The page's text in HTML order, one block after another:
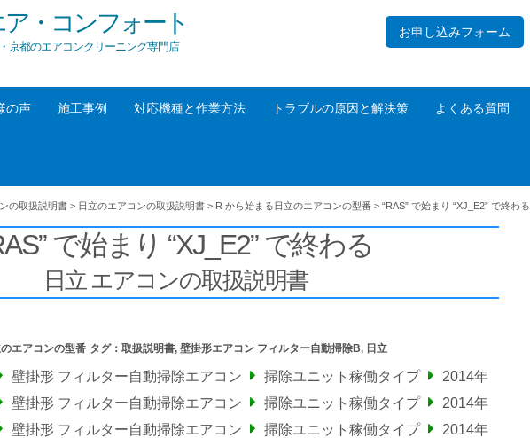
・コンフォート
京都のエアコンクリーニング専門店
お申し込みフォーム
の声 施工事例 対応機種と作業方法 トラブルの原因と解決策 よくある質問
の取扱説明書 > 日立のエアコンの取扱説明書 > R から始まる日立のエアコンの型番 > “RAS” で始まり “XJ_E2” で終わる
で始まり “XJ_E2” で終わる
日立 エアコンの取扱説明書
エアコンの型番 タグ： 取扱説明書, 壁掛形エアコン フィルター自動掃除B, 日立
壁掛形 フィルター自動掃除エアコン 掃除ユニット稼働タイプ
2014年
壁掛形 フィルター自動掃除エアコン 掃除ユニット稼働タイプ
2014年
壁掛形 フィルター自動掃除エアコン 掃除ユニット稼働タイプ
2014年